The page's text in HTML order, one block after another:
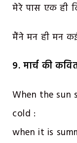
मेरे पास एक ही
मैंने मन ही मन
9. मार्च की
When the sun
cold :
when it is